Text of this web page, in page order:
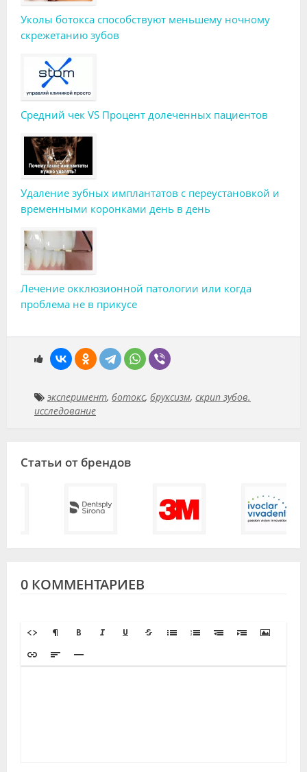
Уколы ботокса способствуют меньшему ночному
скрежетанию зубов
Средний чек VS Процент долеченных пациентов
Удаление зубных имплантатов с переустановкой и
временными коронками день в день
Лечение окклюзионной патологии или когда
проблема не в прикусе
эксперимент, ботокс, бруксизм, скрип зубов.
исследование
Статьи от брендов
0 КОММЕНТАРИЕВ